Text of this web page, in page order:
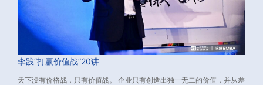
李践“打赢价值战”20讲
天下没有价格战，只有价值战。 企业只有创造出独一无二的价值，并从差